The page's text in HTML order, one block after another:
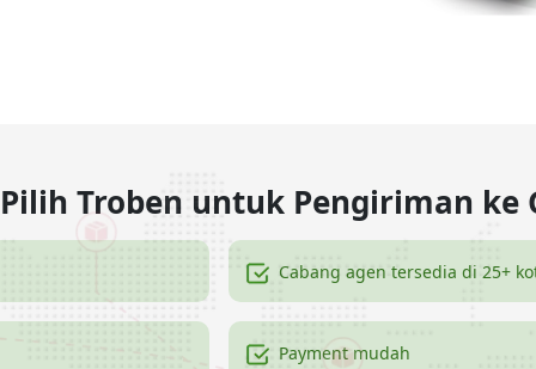
Troben untuk Pengiriman ke
Cabang agen tersedia di 25+
Payment mudah